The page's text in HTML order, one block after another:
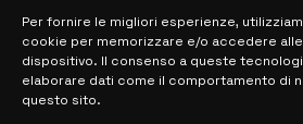
Per fornire le migliori esperienze,
cookie per memorizzare e/o accedere
dispositivo. Il consenso a queste
elaborare dati come il comportamento di
questo sito.
MAPPA DEL SITO
> NOTIZIE